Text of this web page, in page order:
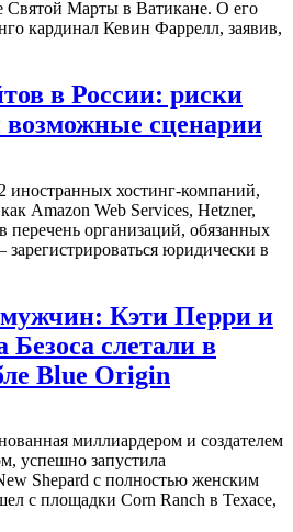
Святой Марты в Ватикане. О его
кардинал Кевин Фаррелл, заявив,
в России: риски
сценарии
иностранных хостинг-компаний,
Amazon Web Services, Hetzner,
перечень организаций, обязанных
юридически в
Кэти Перри и
слетали в
Blue Origin
миллиардером и создателем
успешно запустила
Shepard с полностью женским
с площадки Corn Ranch в Техасе,